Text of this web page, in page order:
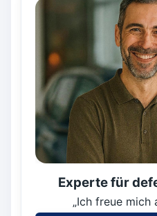
Experte für
„Ich freue mich